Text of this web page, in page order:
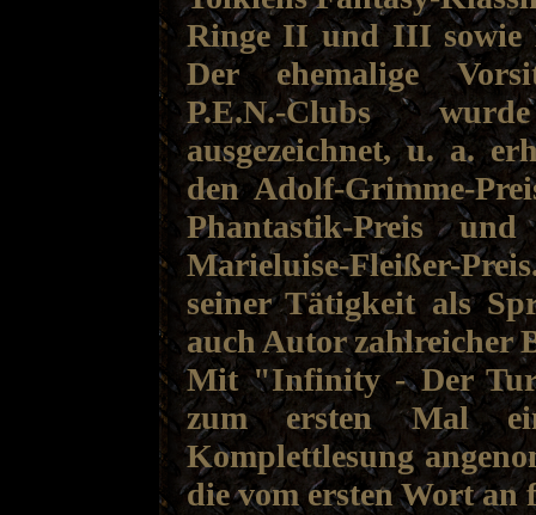
Ringe II und III sowie
Der ehemalige
P.E.N.-Clubs
ausgezeichnet, u. a.
den Adolf-Grimme-
Phantastik-Preis
Marieluise-Fleißer-
seiner Tätigkeit als
auch Autor zahlreicher
Mit "Infinity - Der
zum ersten Mal
Komplettlesung
die vom ersten Wort an